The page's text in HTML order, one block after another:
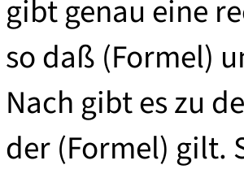
gibt genau eine
so daß (Formel)
Nach gibt es zu
der (Formel) gilt.